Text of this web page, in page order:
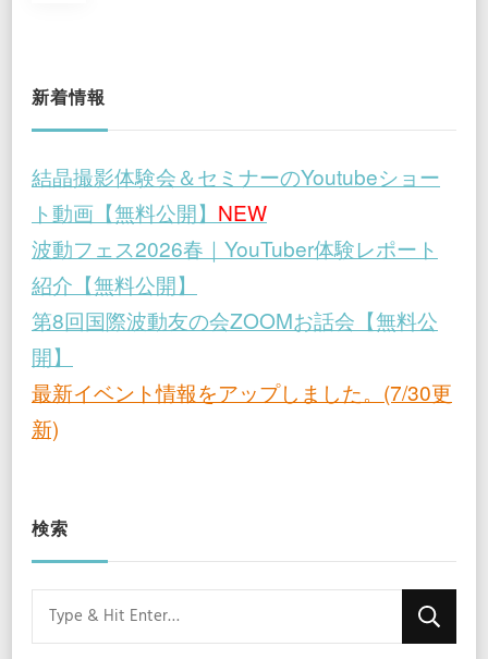
ペ
ー
ジ
送
り
新着情報
結晶撮影体験会＆セミナーのYoutubeショー
ト動画【無料公開】 NEW
波動フェス2026春｜YouTuber体験レポート
紹介【無料公開】
第8回国際波動友の会ZOOMお話会【無料公
開】
最新イベント情報をアップしました。(7/30更
新)
検索
Looking
for